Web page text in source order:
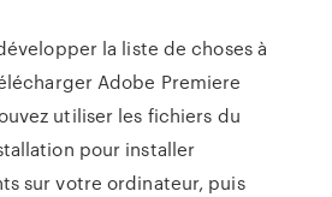
la liste de choses à
Adobe Premiere
utiliser les fichiers du
pour installer
sur votre ordinateur, puis